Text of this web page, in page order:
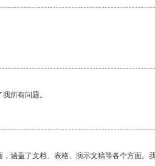
所有问题。
涵盖了文档、表格、演示文稿等各个方面。